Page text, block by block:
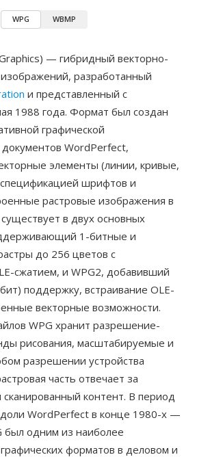
WPG WBMP
— гибридный векторно-
разработанный
и представленный с
1988 года. Формат был создан
графической
WordPerfect,
элементы (линии, кривые,
спецификацией шрифтов и
растровые изображения в
в двух основных
1-битные и
до 256 цветов с
сжатием, и WPG2, добавивший
поддержку, встраивание OLE-
векторные возможности.
WPG хранит разрешение-
рисования, масштабируемые и
разрешении устройства
часть отвечает за
контент. В период
WordPerfect в конце 1980-х —
был одним из наиболее
форматов в деловом и